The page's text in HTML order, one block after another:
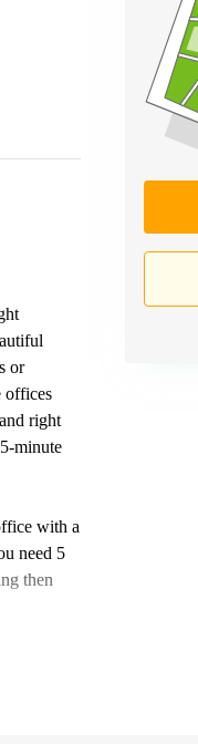
or
offices
right
minute
with a
need 5
then